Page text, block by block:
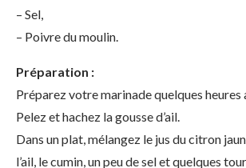
– Sel,
– Poivre du moulin.
Préparation :
Préparez votre marinade quelques heures
Pelez et hachez la gousse d’ail.
Dans un plat, mélangez le jus du citron
l’ail, le cumin, un peu de sel et quelques